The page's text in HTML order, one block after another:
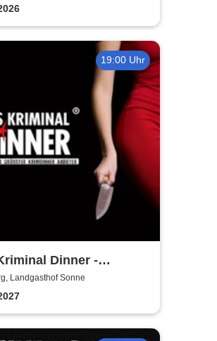
19:00 Uhr
Dinner -
Knödelmord beim
Landgasthof Sonne